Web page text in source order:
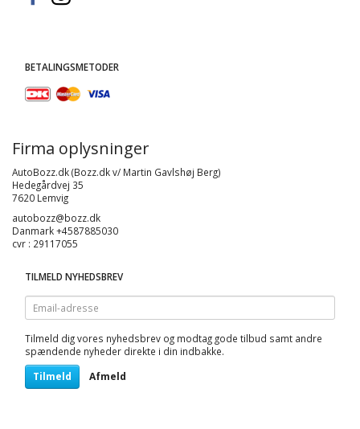
BETALINGSMETODER
Firma oplysninger
AutoBozz.dk (Bozz.dk v/ Martin Gavlshøj Berg)
Hedegårdvej 35
7620 Lemvig
autobozz@bozz.dk
Danmark +4587885030
cvr : 29117055
TILMELD NYHEDSBREV
Email-
adresse
Tilmeld dig vores nyhedsbrev og modtag gode tilbud samt andre
spændende nyheder direkte i din indbakke.
Tilmeld Afmeld